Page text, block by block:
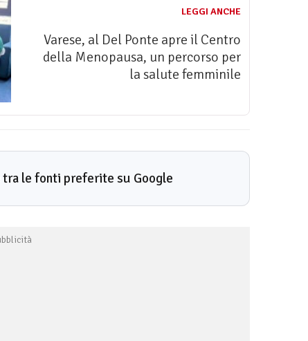
LEGGI ANCHE
Varese, al Del Ponte apre il Centro
della Menopausa, un percorso per
la salute femminile
tra le fonti preferite su Google